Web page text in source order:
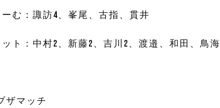
む：諏訪4、峯尾、古指、貫井
ト：中村2、新藤2、吉川2、渡邉、和田、鳥海
ザマッチ